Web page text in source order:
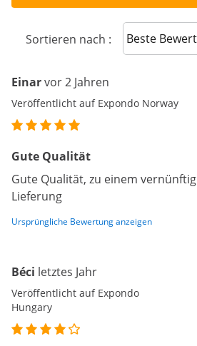
Sortieren nach : Sort
Einarvor 2 Jahren
Veröffentlicht auf Expondo Norway
Gute Qualität
Gute Qualität, zu einem
Lieferung
Ursprüngliche Bewertung anzeigen
Béci letztes Jahr
Veröffentlicht auf Expondo
Hungary